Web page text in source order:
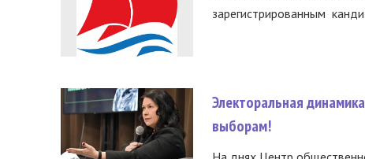
зарегистрированным
Электоральная
выборам!